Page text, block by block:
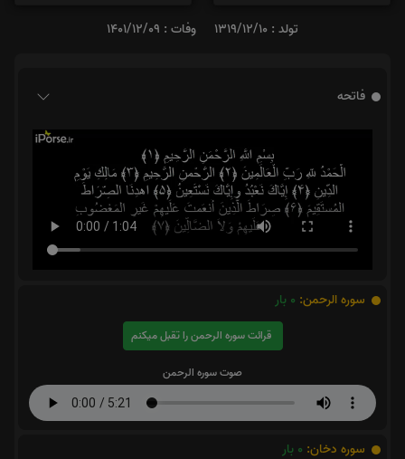
تولد : 1319/12/10 وفات : 1401/12/09
فاتحه
سوره الرحمن: 0 بار
قرائت سوره الرحمن را تقبل میکنم
صوت سوره الرحمن
سوره دخان: 0 بار